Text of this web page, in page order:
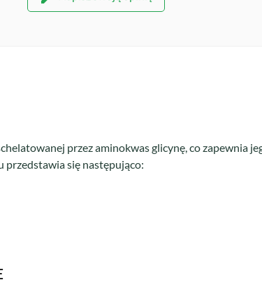
przez aminokwas glicynę, co zapewnia
przedstawia się następująco: